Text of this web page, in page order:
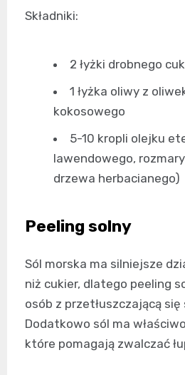
Składniki:
2 łyżki drobnego
1 łyżka oliwy z
kokosowego
5-10 kropli olejku
lawendowego,
drzewa herbacianego)
Peeling solny
Sól morska ma silniejsze
niż cukier, dlatego peeling
osób z przetłuszczającą się
Dodatkowo sól ma
które pomagają zwalczać